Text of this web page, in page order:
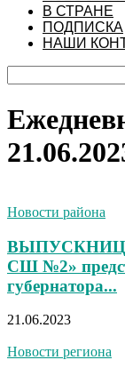
В СТРАНЕ
ПОДПИСКА
НАШИ
Новости района
СШ №2»
губернатора...
21.06.2023
Новости региона